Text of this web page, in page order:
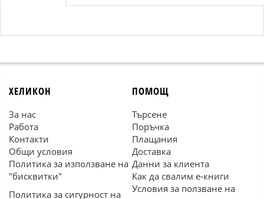
ХЕЛИКОН
За нас
Работа
Контакти
Общи условия
Политика за използване на
"бисквитки"
Политика за сигурност на
ПОМОЩ
Търсене
Поръчка
Плащания
Доставка
Данни за клиента
Как да свалим е-книги
Условия за ползване на